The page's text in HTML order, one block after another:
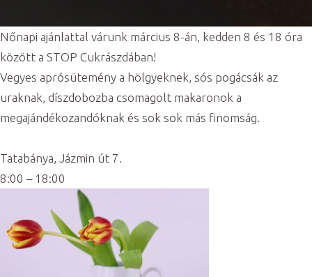
Nőnapi ajánlattal várunk március 8-án, kedden 8 és 18 óra
között a STOP Cukrászdában!
Vegyes aprósütemény a hölgyeknek, sós pogácsák az
uraknak, díszdobozba csomagolt makaronok a
megajándékozandóknak és sok sok más finomság.
Tatabánya, Jázmin út 7.
8:00 – 18:00